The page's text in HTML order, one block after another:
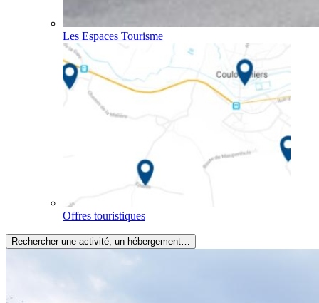
Les Espaces Tourisme
Offres touristiques
Rechercher une activité, un hébergement…